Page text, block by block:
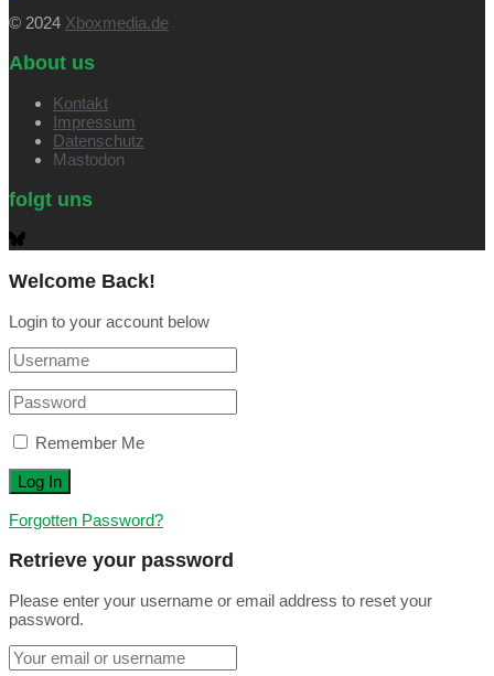
© 2024 Xboxmedia.de
About us
Kontakt
Impressum
Datenschutz
Mastodon
folgt uns
Welcome Back!
Login to your account below
Remember Me
Forgotten Password?
Retrieve your password
Please enter your username or email address to reset your
password.